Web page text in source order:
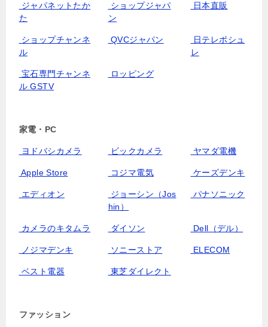
ジャパネットたか
た
ショップジャパ
ン
日本直販
ショップチャンネ
ル
QVCジャパン
日テレポシュ
レ
宝石専門チャンネ
ル GSTV
ロッピング
家電・PC
ヨドバシカメラ ビックカメラ ヤマダ電機
Apple Store コジマ電気 ケーズデンキ
エディオン
ジョーシン（Jos
hin）
パナソニック
カメラのキタムラ ダイソン Dell（デル）
ノジマデンキ ソニーストア ELECOM
ベスト電器 東芝ダイレクト
ファッション